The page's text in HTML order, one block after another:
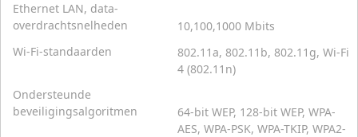
Ethernet LAN, data-
overdrachtsnelheden
10,100,1000 Mbits
Wi-Fi-standaarden
802.11a, 802.11b, 802.11g, Wi-Fi
4 (802.11n)
Ondersteunde
beveiligingsalgoritmen
64-bit WEP, 128-bit WEP, WPA-
AES, WPA-PSK, WPA-TKIP, WPA2-